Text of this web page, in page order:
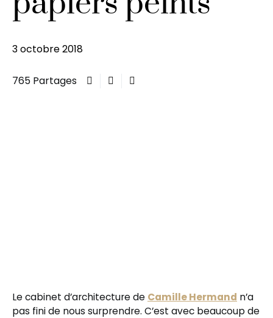
3 octobre 2018
765 Partages
Le cabinet d’architecture de Camille Hermand n’a
pas fini de nous surprendre. C’est avec beaucoup de